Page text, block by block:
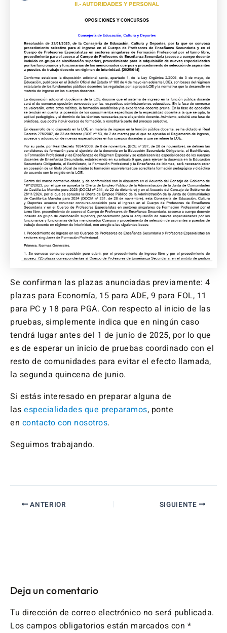
Se confirman las plazas anunciadas previamente: 4
plazas para Economía, 15 para ADE, 9 para FOL, 11
para PC y 18 para PGA. Con respecto al inicio de las
pruebas, simplemente indica que en ningún caso
tendrá lugar antes del 1 de junio de 2025, por lo que
es de esperar un inicio de pruebas coordinado con el
resto de comunidades para evitar el efecto llamada,
la segunda quincena de junio.
Si estás interesado en preparar alguna de
las especialidades que preparamos, ponte
en contacto con nosotros.
Seguimos trabajando.
ANTERIOR SIGUIENTE
Deja un comentario
Tu dirección de correo electrónico no será publicada.
Los campos obligatorios están marcados con *